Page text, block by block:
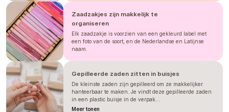
aan om te testen hoe de plant onder uw eigen
omstandigheden presteert. Beschouw dit niet als een
garantie.
Zaadzakjes zijn makkelijk te
organiseren
Elk zaadzakje is voorzien van een gekleurd label met
een foto van de soort, en de Nederlandse en Latijnse
naam.
Gepilleerde zaden zitten in buisjes
De kleinste zaden zijn gepilleerd om ze makkelijker
hanteerbaar te maken. Je vindt deze gepilleerde zaden
in een plastic buisje in de verpak...
Meer tonen